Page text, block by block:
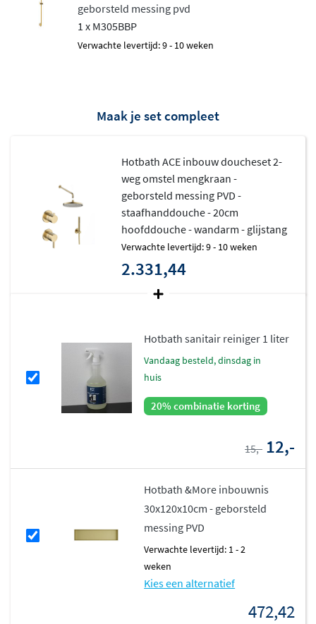
geborsteld messing pvd
1 x M305BBP
Verwachte levertijd: 9 - 10 weken
Maak je set compleet
Hotbath ACE inbouw doucheset 2-
weg omstel mengkraan -
geborsteld messing PVD -
staafhanddouche - 20cm
hoofddouche - wandarm - glijstang
Verwachte levertijd: 9 - 10 weken
2.331,44
Hotbath sanitair reiniger 1 liter
vandaag besteld, dinsdag in
huis
20% combinatie korting
15,- 12,-
Hotbath &More inbouwnis
30x120x10cm - geborsteld
messing PVD
Verwachte levertijd: 1 - 2
weken
Kies een alternatief
472,42